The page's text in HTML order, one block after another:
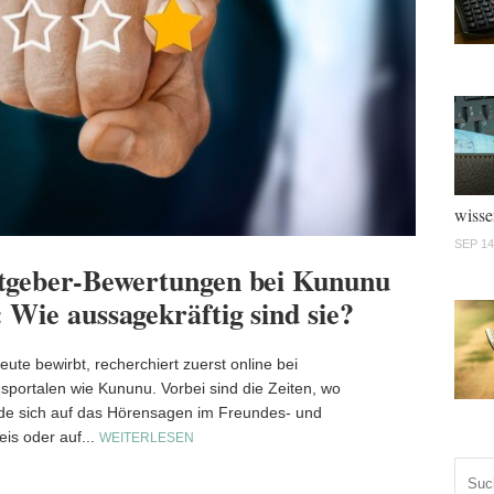
Bewertungen bei Kununu
aussagekräftig sind sie?
bewirbt, recherchiert zuerst online bei
wie Kununu. Vorbei sind die Zeiten, wo
sich auf das Hörensagen im Freundes- und
oder auf... WEITERLESEN
der
als die
SEP